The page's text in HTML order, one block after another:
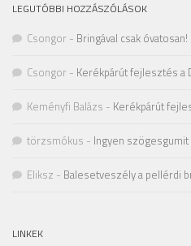
LEGUTÓBBI HOZZÁSZÓLÁSOK
Csongor - Bringával csak óvatosan!
Csongor - Kerékpárút fejlesztés a
Keményfi Balázs - Kerékpárút
törzsmókus - Ingyen szögesgumit
Eliksz - Balesetveszély a pellérdi
LINKEK